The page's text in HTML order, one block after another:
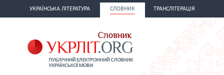
УКРАЇНСЬКА ЛІТЕРАТУРА СЛОВНИК ТРАНСЛІТЕРАЦІЯ